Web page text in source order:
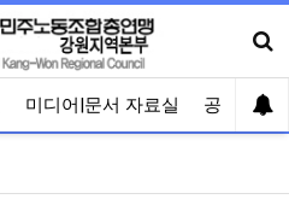
미디어|문서 자료실 공유게시